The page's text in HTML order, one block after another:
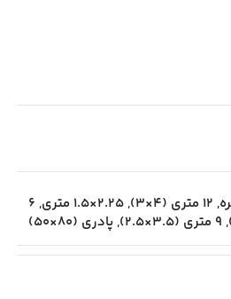
, 12 متری (4×3) ,2.25×1.5 متری ,
6
, 9 متری (3.5×2.5) ,پادری (80×50)